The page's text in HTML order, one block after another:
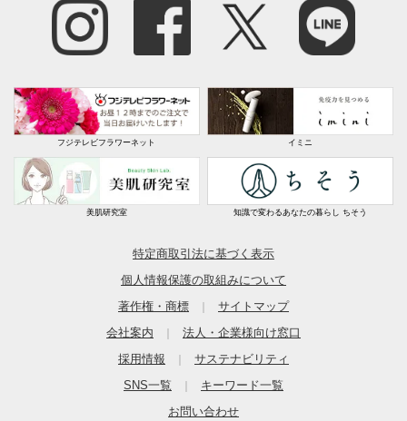
フジテレビフラワーネット イミニ
美肌研究室 知識で変わるあなたの暮らし ちそう
特定商取引法に基づく表示
個人情報保護の取組みについて
著作権・商標
サイトマップ
会社案内
法人・企業様向け窓口
採用情報
サステナビリティ
SNS一覧
キーワード一覧
お問い合わせ